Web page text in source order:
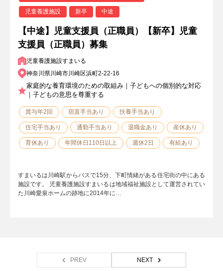
児童養護施設 新卒 中途
【中途】児童支援員（正職員）【新卒】児童
支援員（正職員）募集
児童養護施設すまいる
神奈川県川崎市川崎区浜町2-22-16
家庭的な養育環境のための取組み｜子どもへの個別的な対応
｜子どもの意思を尊重する
賞与年2回 宿直手当あり 扶養手当あり
住宅手当あり 通勤手当あり 退職金あり 産休あり
育休あり 年間休日110日以上 週休2日 有給あり
すまいるは川崎駅からバスで15分、下町情緒がある住宅街の中にある
施設です。 児童養護施設すまいるは地域福祉施設として運営されてい
た川崎愛泉ホームの跡地に2014年に…
PREV NEXT